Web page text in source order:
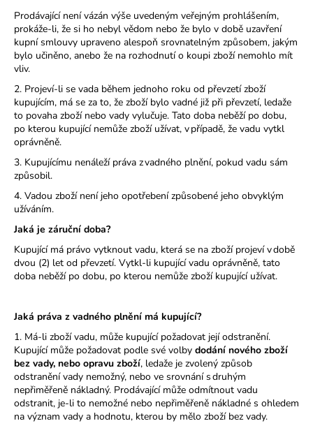
Prodávající není vázán výše uvedeným veřejným prohlášením,
prokáže-li, že si ho nebyl vědom nebo že bylo v době uzavření
kupní smlouvy upraveno alespoň srovnatelným způsobem, jakým
bylo učiněno, anebo že na rozhodnutí o koupi zboží nemohlo mít
vliv.
2. Projeví-li se vada během jednoho roku od převzetí zboží
kupujícím, má se za to, že zboží bylo vadné již při převzetí, ledaže
to povaha zboží nebo vady vylučuje. Tato doba neběží po dobu,
po kterou kupující nemůže zboží užívat, v případě, že vadu vytkl
oprávněně.
3. Kupujícímu nenáleží práva z vadného plnění, pokud vadu sám
způsobil.
4. Vadou zboží není jeho opotřebení způsobené jeho obvyklým
užíváním.
Jaká je záruční doba?
Kupující má právo vytknout vadu, která se na zboží projeví v době
dvou (2) let od převzetí. Vytkl-li kupující vadu oprávněně, tato
doba neběží po dobu, po kterou nemůže zboží kupující užívat.
Jaká práva z vadného plnění má kupující?
1. Má-li zboží vadu, může kupující požadovat její odstranění.
Kupující může požadovat podle své volby dodání nového zboží
bez vady, nebo opravu zboží, ledaže je zvolený způsob
odstranění vady nemožný, nebo ve srovnání s druhým
nepřiměřeně nákladný. Prodávající může odmítnout vadu
odstranit, je-li to nemožné nebo nepřiměřeně nákladné s ohledem
na význam vady a hodnotu, kterou by mělo zboží bez vady.